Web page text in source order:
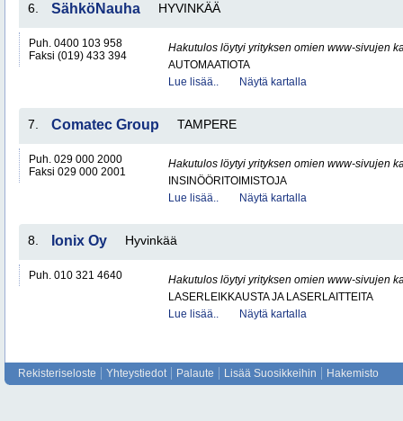
6. SähköNauha HYVINKÄÄ
Puh. 0400 103 958
Faksi (019) 433 394
Hakutulos löytyi yrityksen omien www-sivujen
AUTOMAATIOTA
Lue lisää..
Näytä kartalla
7. Comatec Group TAMPERE
Puh. 029 000 2000
Faksi 029 000 2001
Hakutulos löytyi yrityksen omien www-sivujen
INSINÖÖRITOIMISTOJA
Lue lisää..
Näytä kartalla
8. Ionix Oy Hyvinkää
Puh. 010 321 4640
Hakutulos löytyi yrityksen omien www-sivujen
LASERLEIKKAUSTA JA LASERLAITTEITA
Lue lisää..
Näytä kartalla
Rekisteriseloste Yhteystiedot Palaute Lisää Suosikkeihin Hakemisto